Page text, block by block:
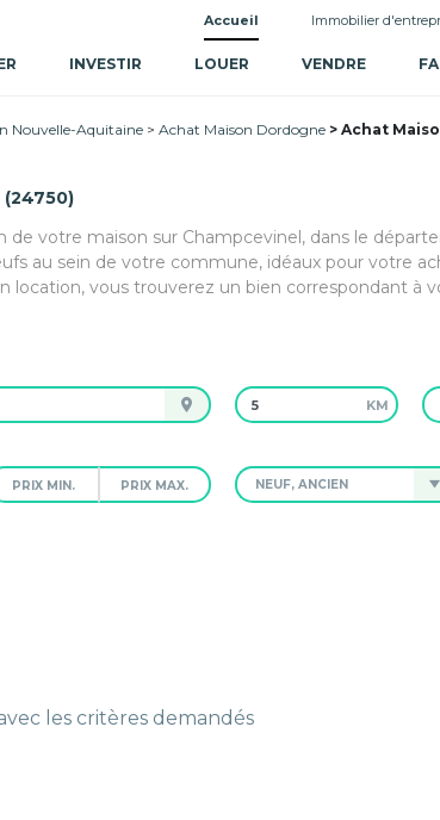
Accueil Immobilier
INVESTIR LOUER VENDRE
Nouvelle-Aquitaine Achat Maison Dordogne Achat
de votre maison sur Champcevinel, dans le
au sein de votre commune, idéaux pour votre
location, vous trouverez un bien correspondant à
KM
NEUF, ANCIEN
les critères demandés